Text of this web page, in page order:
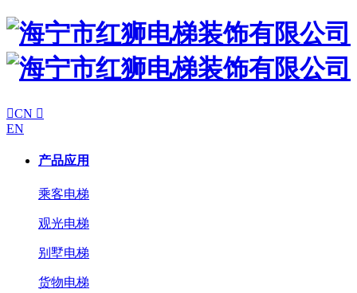
CN 
EN
产品应用
乘客电梯
观光电梯
别墅电梯
货物电梯